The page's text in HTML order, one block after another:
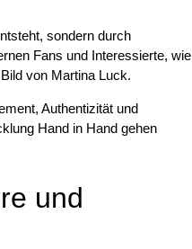
sondern durch
Fans und Interessierte, wie
von Martina Luck.
Authentizität und
Hand in Hand gehen
und